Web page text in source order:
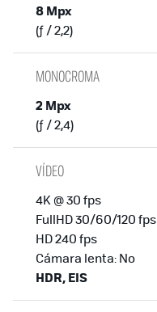
8 Mpx
(ƒ / 2,2)
MONOCROMA
2 Mpx
(ƒ / 2,4)
VÍDEO
4K @ 30 fps
FullHD 30/60/120 fps
HD 240 fps
Cámara lenta: No
HDR, EIS